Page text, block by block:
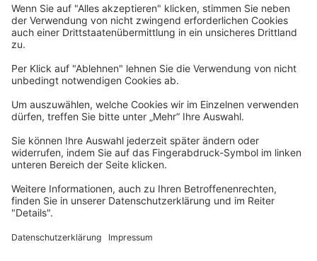
Newsletter
Per E-Mail informieren wir Sie über interessante Angebote.
Zum Newsletter anmelden
vhs Post
Zur vhs Post anmelden
Kontrast
Kurs-Merkliste